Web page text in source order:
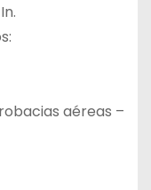
aéreas –